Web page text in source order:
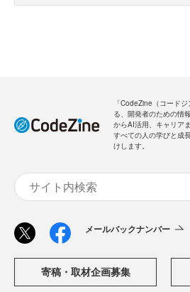
「CodeZine（コード
る、開発者のための情
からAI活用、キャリア
すべての人の学びと成
けします。
メールバックナンバー
寄稿・取材企画募集